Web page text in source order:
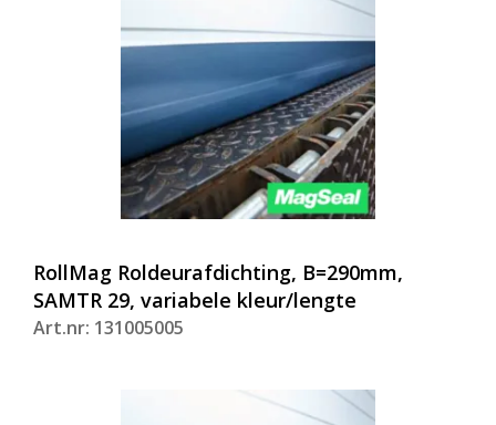
RollMag Roldeurafdichting, B=290mm,
SAMTR 29, variabele kleur/lengte
Art.nr: 131005005